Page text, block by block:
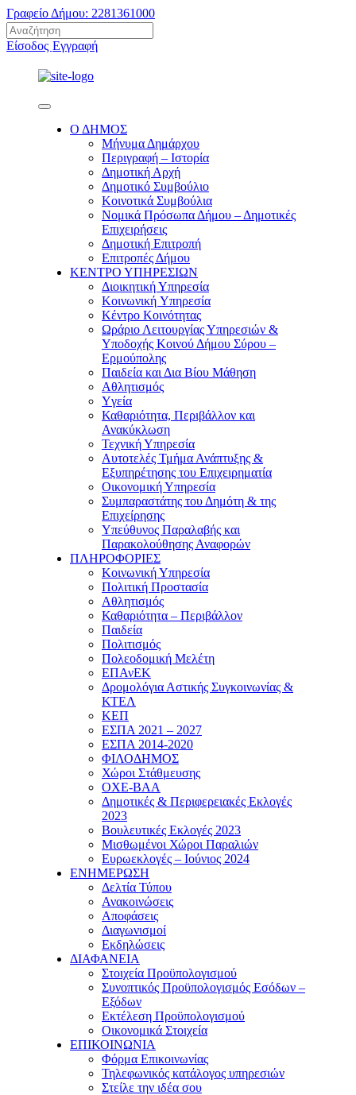
Γραφείο Δήμου: 2281361000
Είσοδος Εγγραφή
Ο ΔΗΜΟΣ
Μήνυμα Δημάρχου
Περιγραφή – Ιστορία
Δημοτική Αρχή
Δημοτικό Συμβούλιο
Κοινοτικά Συμβούλια
Νομικά Πρόσωπα Δήμου – Δημοτικές
Επιχειρήσεις
Δημοτική Επιτροπή
Επιτροπές Δήμου
ΚΕΝΤΡΟ ΥΠΗΡΕΣΙΩΝ
Διοικητική Υπηρεσία
Κοινωνική Yπηρεσία
Κέντρο Κοινότητας
Ωράριο Λειτουργίας Υπηρεσιών &
Υποδοχής Κοινού Δήμου Σύρου –
Ερμούπολης
Παιδεία και Δια Βίου Μάθηση
Αθλητισμός
Yγεία
Καθαριότητα, Περιβάλλον και
Ανακύκλωση
Τεχνική Υπηρεσία
Αυτοτελές Τμήμα Ανάπτυξης &
Εξυπηρέτησης του Επιχειρηματία
Οικονομική Υπηρεσία
Συμπαραστάτης του Δημότη & της
Επιχείρησης
Υπεύθυνος Παραλαβής και
Παρακολούθησης Αναφορών
ΠΛΗΡΟΦΟΡΙΕΣ
Κοινωνική Υπηρεσία
Πολιτική Προστασία
Αθλητισμός
Καθαριότητα – Περιβάλλον
Παιδεία
Πολιτισμός
Πολεοδομική Μελέτη
ΕΠΑνΕΚ
Δρομολόγια Αστικής Συγκοινωνίας &
ΚΤΕΛ
ΚΕΠ
ΕΣΠΑ 2021 – 2027
ΕΣΠΑ 2014-2020
ΦΙΛΟΔΗΜΟΣ
Χώροι Στάθμευσης
ΟΧΕ-ΒΑΑ
Δημοτικές & Περιφερειακές Εκλογές
2023
Βουλευτικές Εκλογές 2023
Μισθωμένοι Χώροι Παραλιών
Ευρωεκλογές – Ιούνιος 2024
ΕΝΗΜΕΡΩΣΗ
Δελτία Τύπου
Ανακοινώσεις
Αποφάσεις
Διαγωνισμοί
Εκδηλώσεις
ΔΙΑΦΑΝΕΙΑ
Στοιχεία Προϋπολογισμού
Συνοπτικός Προϋπολογισμός Εσόδων –
Εξόδων
Εκτέλεση Προϋπολογισμού
Οικονομικά Στοιχεία
ΕΠΙΚΟΙΝΩΝΙΑ
Φόρμα Επικοινωνίας
Τηλεφωνικός κατάλογος υπηρεσιών
Στείλε την ιδέα σου